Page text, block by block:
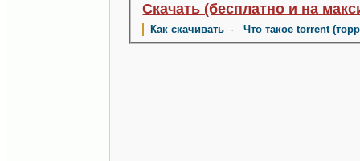
Скачать (бесплатно и на
Как скачивать ·Что такое torrent